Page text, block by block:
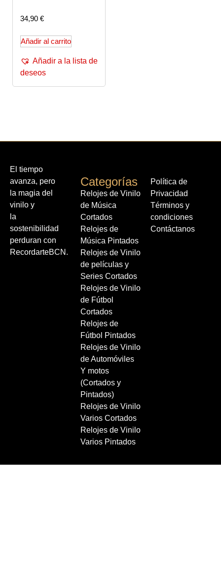
34,90 €
Añadir al carrito
Añadir a la lista de
deseos
El tiempo
avanza, pero
la magia del
vinilo y
la
sostenibilidad
perduran con
RecordarteBCN.
Categorías
Relojes de Vinilo
de Música
Cortados
Relojes de
Música Pintados
Relojes de Vinilo
de películas y
Series Cortados
Relojes de Vinilo
de Fútbol
Cortados
Relojes de
Fútbol Pintados
Relojes de Vinilo
de Automóviles
Y motos
(Cortados y
Pintados)
Relojes de Vinilo
Varios Cortados
Relojes de Vinilo
Varios Pintados
Política de
Privacidad
Términos y
condiciones
Contáctanos